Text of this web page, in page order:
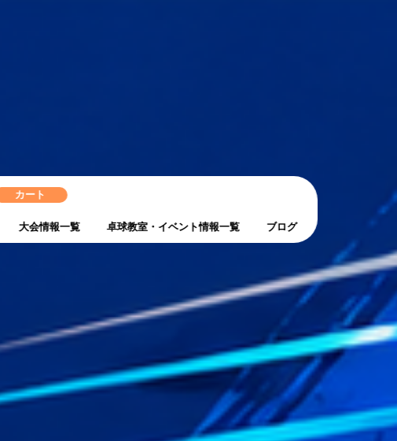
カート
大会情報一覧 卓球教室・イベント情報一覧 ブログ